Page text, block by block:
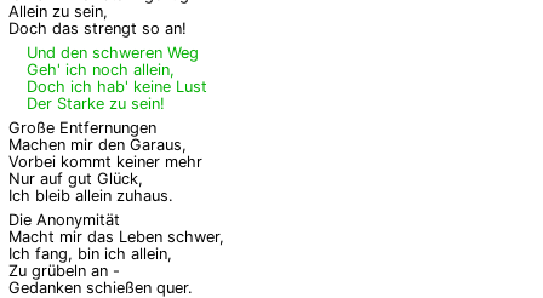
Allein zu sein,
Doch das strengt so an!
Und den schweren Weg
Geh' ich noch allein,
Doch ich hab' keine Lust
Der Starke zu sein!
Große Entfernungen
Machen mir den Garaus,
Vorbei kommt keiner mehr
Nur auf gut Glück,
Ich bleib allein zuhaus.
Die Anonymität
Macht mir das Leben schwer,
Ich fang, bin ich allein,
Zu grübeln an -
Gedanken schießen quer.